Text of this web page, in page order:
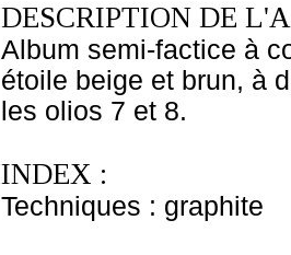
DESCRIPTION DE
Album semi-factice à
étoile beige et brun, à
les olios 7 et 8.
INDEX :
Techniques : graphite